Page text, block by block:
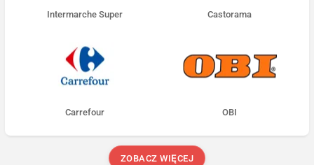
Intermarche Super Castorama
Carrefour OBI
ZOBACZ WIĘCEJ